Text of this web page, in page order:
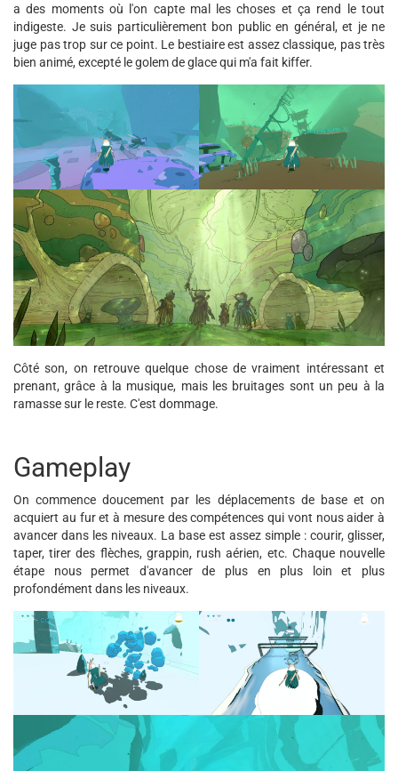
a des moments où l'on capte mal les choses et ça rend le tout
indigeste. Je suis particulièrement bon public en général, et je ne
juge pas trop sur ce point. Le bestiaire est assez classique, pas très
bien animé, excepté le golem de glace qui m'a fait kiffer.
Côté son, on retrouve quelque chose de vraiment intéressant et
prenant, grâce à la musique, mais les bruitages sont un peu à la
ramasse sur le reste. C'est dommage.
Gameplay
On commence doucement par les déplacements de base et on
acquiert au fur et à mesure des compétences qui vont nous aider à
avancer dans les niveaux. La base est assez simple : courir, glisser,
taper, tirer des flèches, grappin, rush aérien, etc. Chaque nouvelle
étape nous permet d'avancer de plus en plus loin et plus
profondément dans les niveaux.